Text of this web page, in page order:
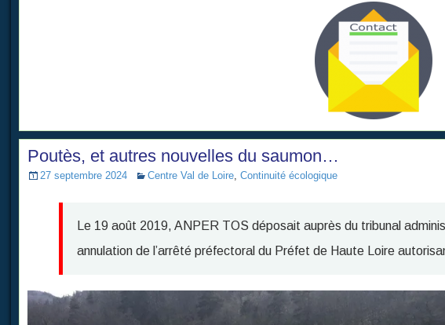
Poutès, et autres nouvelles du saumon…
27 septembre 2024 Centre Val de Loire, Continuité écologique
Le 19 août 2019, ANPER TOS déposait auprès du tribunal
annulation de l’arrêté préfectoral du Préfet de Haute Loire